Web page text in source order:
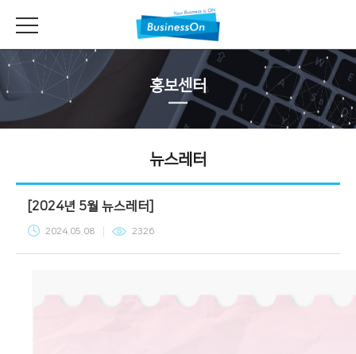
홍보센터
뉴스레터
[2024년 5월 뉴스레터]
2024.05.08 2326